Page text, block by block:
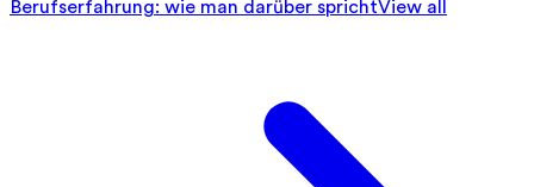
Berufserfahrung: wie man darüber sprichtView all